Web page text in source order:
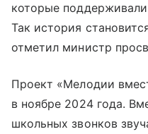
которые
Так история
отметил министр
Проект «Мелодии
в ноябре 2024 года.
школьных звонков